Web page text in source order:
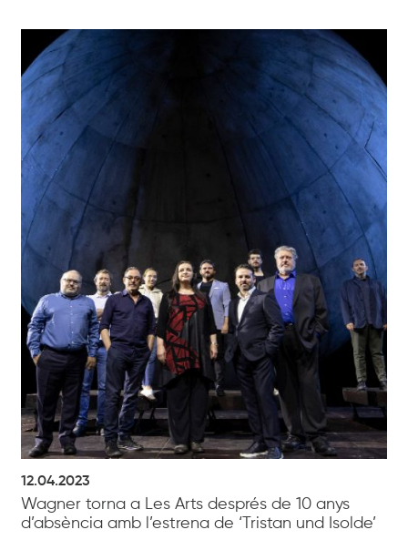
12.04.2023
Wagner torna a Les Arts després de 10 anys
d’absència amb l’estrena de ‘Tristan und Isolde’